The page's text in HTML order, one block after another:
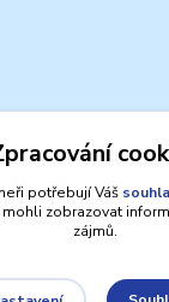
potřebují Váš
zobrazovat
zájmů.